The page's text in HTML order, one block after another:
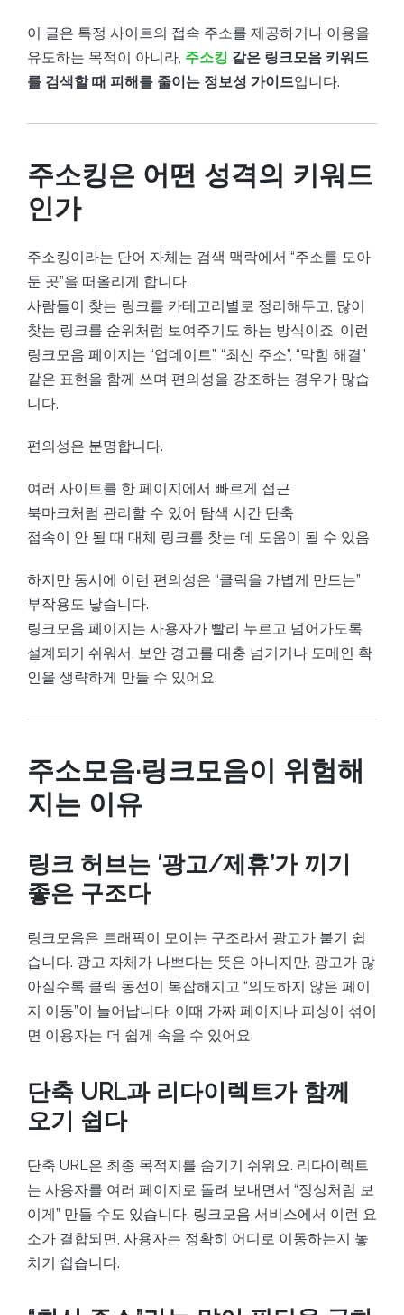
이 글은 특정 사이트의 접속 주소를 제공하거나 이용을
유도하는 목적이 아니라, 주소킹 같은 링크모음 키워드
를 검색할 때 피해를 줄이는 정보성 가이드입니다.
주소킹은 어떤 성격의 키워드
인가
주소킹이라는 단어 자체는 검색 맥락에서 “주소를 모아
둔 곳”을 떠올리게 합니다.
사람들이 찾는 링크를 카테고리별로 정리해두고, 많이
찾는 링크를 순위처럼 보여주기도 하는 방식이죠. 이런
링크모음 페이지는 “업데이트”, “최신 주소”, “막힘 해결”
같은 표현을 함께 쓰며 편의성을 강조하는 경우가 많습
니다.
편의성은 분명합니다.
여러 사이트를 한 페이지에서 빠르게 접근
북마크처럼 관리할 수 있어 탐색 시간 단축
접속이 안 될 때 대체 링크를 찾는 데 도움이 될 수 있음
하지만 동시에 이런 편의성은 “클릭을 가볍게 만드는”
부작용도 낳습니다.
링크모음 페이지는 사용자가 빨리 누르고 넘어가도록
설계되기 쉬워서, 보안 경고를 대충 넘기거나 도메인 확
인을 생략하게 만들 수 있어요.
주소모음·링크모음이 위험해
지는 이유
링크 허브는 ‘광고/제휴’가 끼기
좋은 구조다
링크모음은 트래픽이 모이는 구조라서 광고가 붙기 쉽
습니다. 광고 자체가 나쁘다는 뜻은 아니지만, 광고가 많
아질수록 클릭 동선이 복잡해지고 “의도하지 않은 페이
지 이동”이 늘어납니다. 이때 가짜 페이지나 피싱이 섞이
면 이용자는 더 쉽게 속을 수 있어요.
단축 URL과 리다이렉트가 함께
오기 쉽다
단축 URL은 최종 목적지를 숨기기 쉬워요. 리다이렉트
는 사용자를 여러 페이지로 돌려 보내면서 “정상처럼 보
이게” 만들 수도 있습니다. 링크모음 서비스에서 이런 요
소가 결합되면, 사용자는 정확히 어디로 이동하는지 놓
치기 쉽습니다.